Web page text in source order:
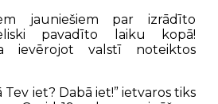
jauniešiem par izrādīto
pavadīto laiku kopā!
ievērojot valstī noteiktos
iet? Dabā iet!” ietvaros tiks